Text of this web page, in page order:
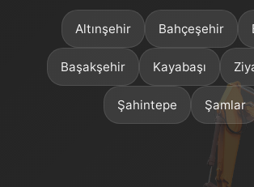
Altınşehir Bahçeşehir
Başakşehir Kayabaşı
Şahintepe Şamlar